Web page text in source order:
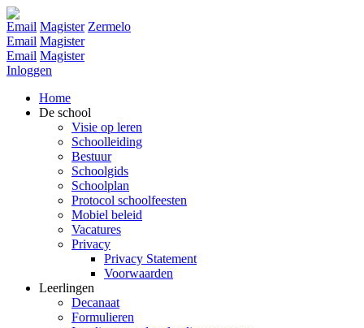
Email Magister Zermelo
Email Magister
Email Magister
Inloggen
Home
De school
Visie op leren
Schoolleiding
Bestuur
Schoolgids
Schoolplan
Protocol schoolfeesten
Mobiel beleid
Vacatures
Privacy
Privacy Statement
Voorwaarden
Leerlingen
Decanaat
Formulieren